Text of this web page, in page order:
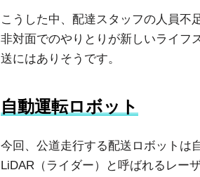
こうした中、配達スタッフの人員不
非対面でのやりとりが新しいライフ
送にはありそうです。
自動運転ロボット
今回、公道走行する配送ロボットは
LiDAR（ライダー）と呼ばれるレー